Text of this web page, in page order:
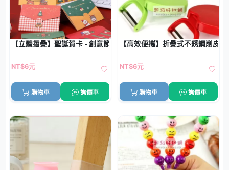
【立體摺疊】聖誕賀卡 - 創意節慶祝福卡
NT$6元
購物車 詢價車
【高效便攜】折疊式不銹鋼削皮
NT$6元
購物車 詢價車